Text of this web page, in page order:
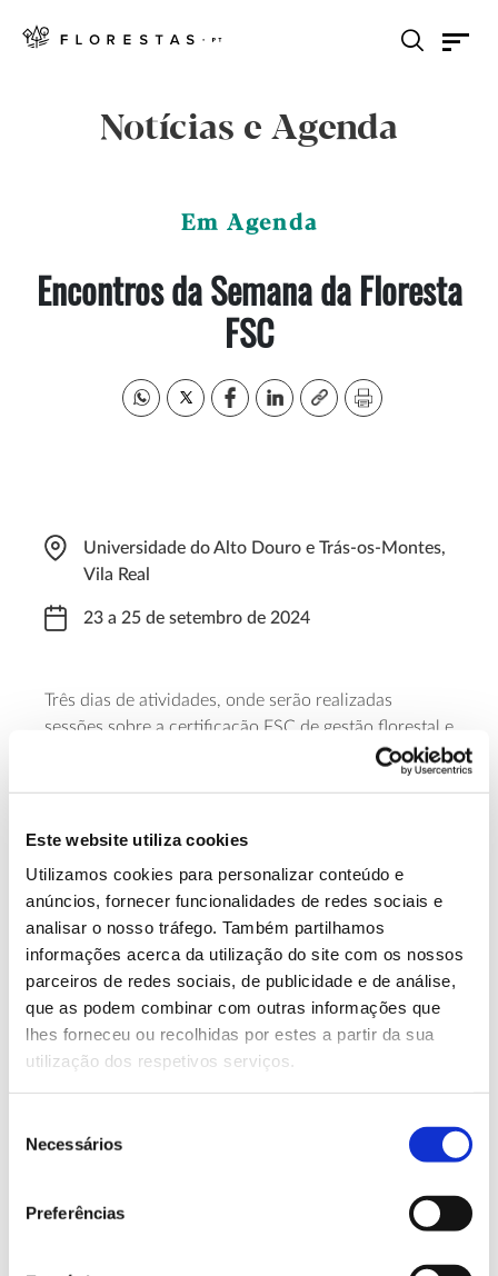
Este website utiliza cookies
Utilizamos cookies para personalizar conteúdo e
anúncios, fornecer funcionalidades de redes sociais e
analisar o nosso tráfego. Também partilhamos
informações acerca da utilização do site com os nossos
parceiros de redes sociais, de publicidade e de análise,
que as podem combinar com outras informações que
lhes forneceu ou recolhidas por estes a partir da sua
utilização dos respetivos serviços.
Necessários
Preferências
Notícias e Agenda
Em Agenda
Encontros da Semana da Floresta
FSC
Universidade do Alto Douro e Trás-os-Montes,
Vila Real
23 a 25 de setembro de 2024
Três dias de atividades, onde serão realizadas
sessões sobre a certificação FSC de gestão florestal e
de serviços de ecossistemas, bem como uma ação
Investigação.
Saiba mais
13.07.2026
Genoma do priolo e de outras espécies em risco:
conhecer para conservar
02.07.2026
Registar galhas de Trichi em acácia-das-espigas:
cidadãos chamados a ajudar